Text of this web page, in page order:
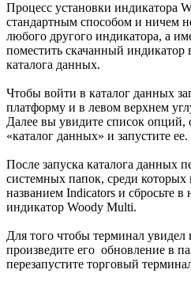
Процесс установки индикатора
стандартным способом и ничем
любого другого индикатора, а
поместить скачанный
каталога данных.
Чтобы войти в каталог данных
платформу и в левом верхнем
Далее вы увидите список опций,
«каталог данных» и запустите ее.
После запуска каталога данных
системных папок, среди которых
названием Indicators и сбросьте в
индикатор Woody Multi.
Для того чтобы терминал
произведите его обновление в
перезапустите торговый